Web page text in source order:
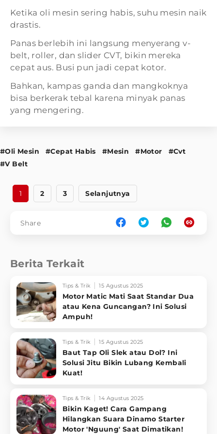
Ketika oli mesin sering habis, suhu mesin naik
drastis.
Panas berlebih ini langsung menyerang v-
belt, roller, dan slider CVT, bikin mereka
cepat aus. Busi pun jadi cepat kotor.
Bahkan, kampas ganda dan mangkoknya
bisa berkerak tebal karena minyak panas
yang mengering.
#Oli Mesin #Cepat Habis #Mesin #Motor
#Cvt
#V Belt
1 2 3 Selanjutnya
Share
Berita Terkait
Tips & Trik 15 Agustus 2025
Motor Matic Mati Saat Standar Dua
atau Kena Guncangan? Ini Solusi
Ampuh!
Tips & Trik 15 Agustus 2025
Baut Tap Oli Slek atau Dol? Ini
Solusi Jitu Bikin Lubang Kembali
Kuat!
Tips & Trik 14 Agustus 2025
Bikin Kaget! Cara Gampang
Hilangkan Suara Dinamo Starter
Motor 'Nguung' Saat Dimatikan!